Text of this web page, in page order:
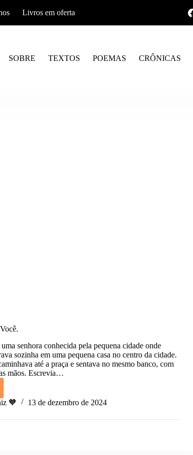
Livros em oferta
SOBRE TEXTOS POEMAS CRÔNICAS
senhora conhecida pela pequena cidade onde
sozinha em uma pequena casa no centro da cidade.
até a praça e sentava no mesmo banco, com
mãos. Escrevia…
🧡 13 de dezembro de 2024